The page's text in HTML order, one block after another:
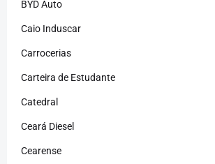
BYD Auto
Caio Induscar
Carrocerias
Carteira de Estudante
Catedral
Ceará Diesel
Cearense